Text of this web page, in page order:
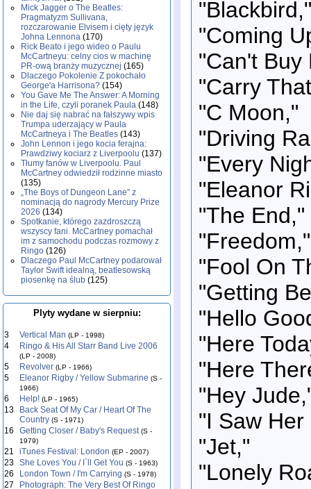
Mick Jagger o The Beatles:
Pragmatyzm Sullivana,
rozczarowanie Elvisem i cięty język
Johna Lennona (170)
Rick Beato i jego wideo o Paulu
McCartneyu: celny cios w machinę
PR-ową branży muzycznej (165)
Dlaczego Pokolenie Z pokochało
George'a Harrisona? (154)
You Gave Me The Answer: A Morning
in the Life, czyli poranek Paula (148)
Nie daj się nabrać na fałszywy wpis
Trumpa uderzający w Paula
McCartneya i The Beatles (143)
John Lennon i jego kocia ferajna:
Prawdziwy kociarz z Liverpoolu (137)
Tłumy fanów w Liverpoolu. Paul
McCartney odwiedził rodzinne miasto
(135)
„The Boys of Dungeon Lane” z
nominacją do nagrody Mercury Prize
2026 (134)
Spotkanie, którego zazdroszczą
wszyscy fani. McCartney pomachał
im z samochodu podczas rozmowy z
Ringo (126)
Dlaczego Paul McCartney podarował
Taylor Swift idealną, beatlesowską
piosenkę na ślub (125)
Plyty wydane w sierpniu:
3 Vertical Man (LP - 1998)
4 Ringo & His All Starr Band Live 2006
(LP - 2008)
5 Revolver (LP - 1966)
5 Eleanor Rigby / Yellow Submarine (S -
1966)
6 Help! (LP - 1965)
13
Back Seat Of My Car / Heart Of The
Country (S - 1971)
16 Getting Closer / Baby's Request (S -
1979)
21 iTunes Festival: London (EP - 2007)
23 She Loves You / I`ll Get You (S - 1963)
26 London Town / I'm Carrying (S - 1978)
27
Photograph: The Very Best Of Ringo
"Blackbird,"
"Coming
"Can't Buy
"Carry
"C Moon,"
"Driving
"Every
"Eleanor
"The End,"
"Freedom,"
"Fool On
"Getting
"Hello
"Here
"Here
"Hey
"I Saw
"Jet,"
"Lonely